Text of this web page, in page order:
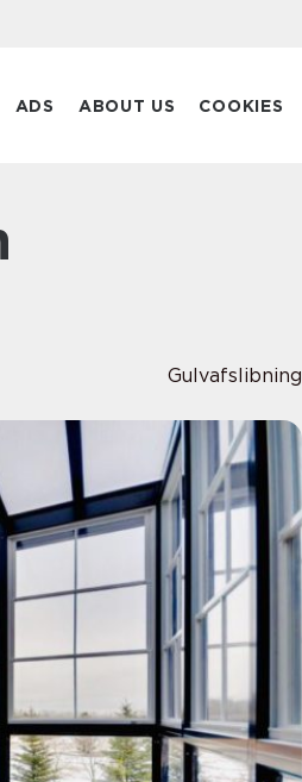
ADS ABOUT US COOKIES
Gulvafslibning